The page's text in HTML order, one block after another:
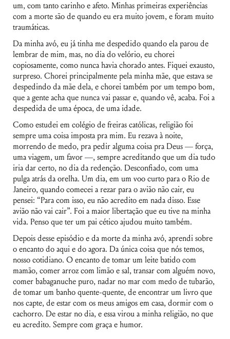
um, com tanto carinho e afeto. Minhas primeiras experiências
com a morte são de quando eu era muito jovem, e foram muito
traumáticas.
Da minha avó, eu já tinha me despedido quando ela parou de
lembrar de mim, mas, no dia do velório, eu chorei
copiosamente, como nunca havia chorado antes. Fiquei exausto,
surpreso. Chorei principalmente pela minha mãe, que estava se
despedindo da mãe dela, e chorei também por um tempo bom,
que a gente acha que nunca vai passar e, quando vê, acaba. Foi a
despedida de uma época, de uma idade.
Como estudei em colégio de freiras católicas, religião foi
sempre uma coisa imposta pra mim. Eu rezava à noite,
morrendo de medo, pra pedir alguma coisa pra Deus — força,
uma viagem, um favor —, sempre acreditando que um dia tudo
iria dar certo, no dia da redenção. Desconfiado, com uma
pulga atrás da orelha. Um dia, em um voo curto para o Rio de
Janeiro, quando comecei a rezar para o avião não cair, eu
pensei: “Para com isso, eu não acredito em nada disso. Esse
avião não vai cair”. Foi a maior libertação que eu tive na minha
vida. Penso que ter um pai cético ajudou muito também.
Depois desse episódio e da morte da minha avó, aprendi sobre
o encanto do aqui e do agora. Da única coisa que nós temos,
nosso cotidiano. O encanto de tomar um leite batido com
mamão, comer arroz com limão e sal, transar com alguém novo,
comer babaganuche puro, nadar no mar com medo de tubarão,
de tomar um banho quente-quente, de encontrar um livro que
nos capte, de estar com os meus amigos em casa, dormir com o
cachorro. De estar no dia, e essa virou a minha religião, no que
eu acredito. Sempre com graça e humor.